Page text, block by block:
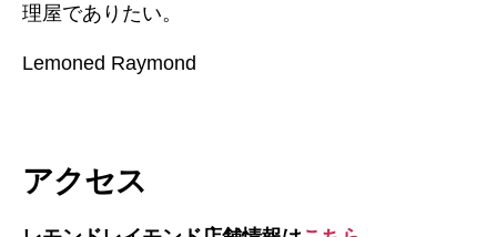
理屋でありたい。
Lemoned Raymond
アクセス